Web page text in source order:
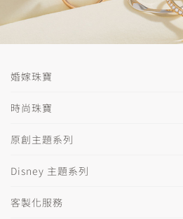
婚嫁珠寶
時尚珠寶
原創主題系列
Disney 主題系列
客製化服務